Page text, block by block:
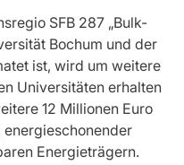
SFB 287 „Bulk-
Bochum und der
ist, wird um weitere
Universitäten erhalten
12 Millionen Euro
Energieträgern.